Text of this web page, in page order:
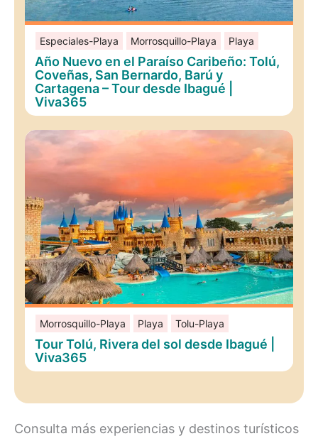
Especiales-Playa Morrosquillo-Playa Playa
Año Nuevo en el Paraíso Caribeño: Tolú,
Coveñas, San Bernardo, Barú y
Cartagena – Tour desde Ibagué |
Viva365
Morrosquillo-Playa Playa Tolu-Playa
Tour Tolú, Rivera del sol desde Ibagué |
Viva365
Consulta más experiencias y destinos turísticos